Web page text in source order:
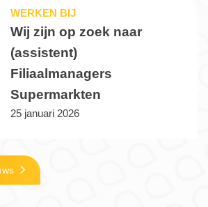
WERKEN BIJ
Wij zijn op zoek naar
(assistent)
Filiaalmanagers
Supermarkten
25 januari 2026